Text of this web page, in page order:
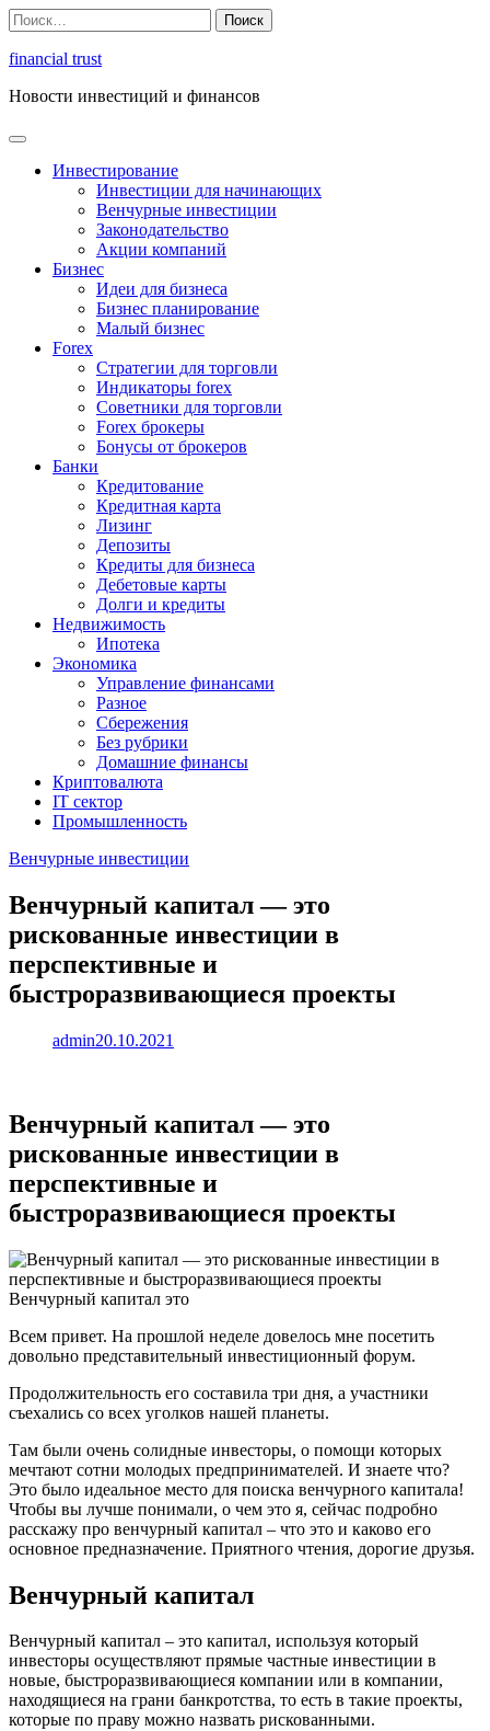
Перейти
к
содержимому
Найти:
financial trust
Новости инвестиций и финансов
Инвестирование
Инвестиции для начинающих
Венчурные инвестиции
Законодательство
Акции компаний
Бизнес
Идеи для бизнеса
Бизнес планирование
Малый бизнес
Forex
Стратегии для торговли
Индикаторы forex
Советники для торговли
Forex брокеры
Бонусы от брокеров
Банки
Кредитование
Кредитная карта
Лизинг
Депозиты
Кредиты для бизнеса
Дебетовые карты
Долги и кредиты
Недвижимость
Ипотека
Экономика
Управление финансами
Разное
Сбережения
Без рубрики
Домашние финансы
Криптовалюта
IT сектор
Промышленность
Венчурные инвестиции
Венчурный капитал — это
рискованные инвестиции в
перспективные и
быстроразвивающиеся проекты
admin20.10.2021
Венчурный капитал — это
рискованные инвестиции в
перспективные и
быстроразвивающиеся проекты
Венчурный капитал это
Всем привет. На прошлой неделе довелось мне посетить
довольно представительный инвестиционный форум.
Продолжительность его составила три дня, а участники
съехались со всех уголков нашей планеты.
Там были очень солидные инвесторы, о помощи которых
мечтают сотни молодых предпринимателей. И знаете что?
Это было идеальное место для поиска венчурного капитала!
Чтобы вы лучше понимали, о чем это я, сейчас подробно
расскажу про венчурный капитал – что это и каково его
основное предназначение. Приятного чтения, дорогие друзья.
Венчурный капитал
Венчурный капитал – это капитал, используя который
инвесторы осуществляют прямые частные инвестиции в
новые, быстроразвивающиеся компании или в компании,
находящиеся на грани банкротства, то есть в такие проекты,
которые по праву можно назвать рискованными.